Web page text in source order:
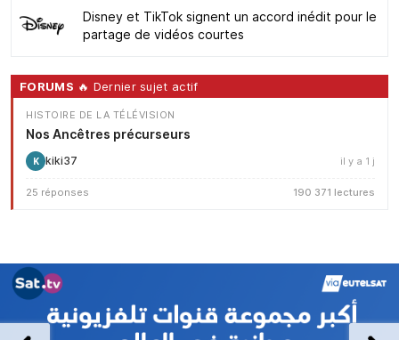
Disney et TikTok signent un accord inédit pour le
partage de vidéos courtes
FORUMS 🔥 Dernier sujet actif
HISTOIRE DE LA TÉLÉVISION
Nos Ancêtres précurseurs
K kiki37 il y a 1 j
25 réponses 190 371 lectures